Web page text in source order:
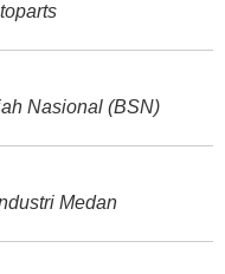
Nasional (BSN)
Medan